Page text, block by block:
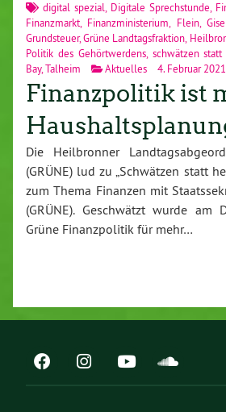
digital spezial, Digitale Sprechstunde,
Finanzmarkt, Finanzministerium, Flein,
Grundsteuer,Grüne Landtagsfraktion,
Politik des Gehörtwerdens, schwätzen
Bay,Talheim Aktuelles 4. Februar 2021
Finanzpolitik ist
Die Heilbronner
(GRÜNE) lud zu „Schwätzen statt
zum Thema Finanzen mit
(GRÜNE). Geschwätzt wurde am
Grüne Finanzpolitik für mehr…